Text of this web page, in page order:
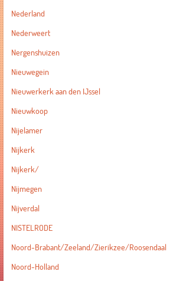
Nederland
Nederweert
Nergenshuizen
Nieuwegein
Nieuwerkerk aan den IJssel
Nieuwkoop
Nijelamer
Nijkerk
Nijkerk/
Nijmegen
Nijverdal
NISTELRODE
Noord-Brabant/Zeeland/Zierikzee/Roosendaal
Noord-Holland